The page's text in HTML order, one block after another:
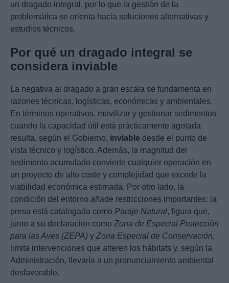
un dragado integral, por lo que la gestión de la
problemática se orienta hacia soluciones alternativas y
estudios técnicos.
Por qué un dragado integral se
considera inviable
La negativa al dragado a gran escala se fundamenta en
razones técnicas, logísticas, económicas y ambientales.
En términos operativos, movilizar y gestionar sedimentos
cuando la capacidad útil está prácticamente agotada
resulta, según el Gobierno, inviable desde el punto de
vista técnico y logístico. Además, la magnitud del
sedimento acumulado convierte cualquier operación en
un proyecto de alto coste y complejidad que excede la
viabilidad económica estimada. Por otro lado, la
condición del entorno añade restricciones importantes: la
presa está catalogada como Paraje Natural, figura que,
junto a su declaración como Zona de Especial Protección
para las Aves (ZEPA) y Zona Especial de Conservación,
limita intervenciones que alteren los hábitats y, según la
Administración, llevaría a un pronunciamiento ambiental
desfavorable.